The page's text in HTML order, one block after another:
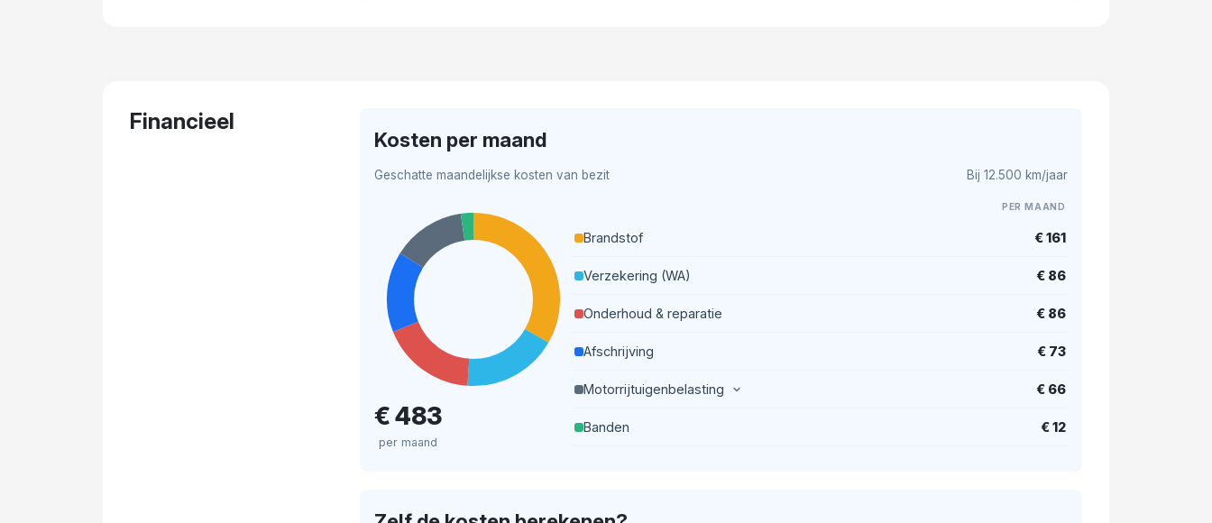
Financieel
Kosten per maand
Geschatte maandelijkse kosten van bezit Bij 12.500 km/jaar
€ 483
per maand
PER MAAND
Brandstof € 161
Verzekering (WA) € 86
Onderhoud & reparatie € 86
Afschrijving € 73
Motorrijtuigenbelasting € 66
Banden € 12